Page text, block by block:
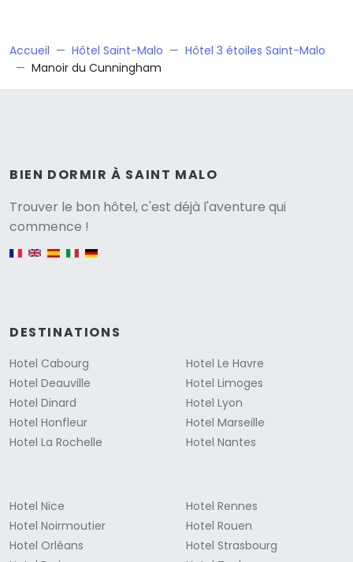
Accueil Hôtel Saint-Malo
Hôtel 3 étoiles Saint-Malo
Manoir du Cunningham
BIEN DORMIR À SAINT MALO
Trouver le bon hôtel, c'est déjà l'aventure qui
commence !
English version
DESTINATIONS
Hotel Cabourg
Hotel Deauville
Hotel Dinard
Hotel Honfleur
Hotel La Rochelle
Hotel Le Havre
Hotel Limoges
Hotel Lyon
Hotel Marseille
Hotel Nantes
Hotel Nice
Hotel Noirmoutier
Hotel Orléans
Hotel Rennes
Hotel Rouen
Hotel Strasbourg